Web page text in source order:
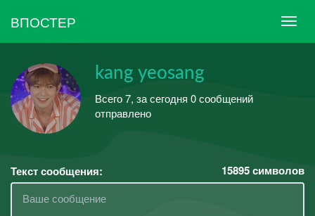
ВПОСТЕР
kang yeosang
Всего 7, за сегодня 0 сообщений
отправлено
Текст сообщения: 15895символов